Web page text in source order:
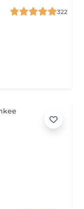
322